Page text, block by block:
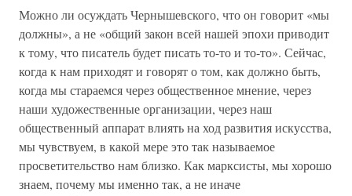
Можно ли осуждать Чернышевского, что он говорит «мы
должны», а не «общий закон всей нашей эпохи приводит
к тому, что писатель будет писать то-то и то-то». Сейчас,
когда к нам приходят и говорят о том, как должно быть,
когда мы стараемся через общественное мнение, через
наши художественные организации, через наш
общественный аппарат влиять на ход развития искусства,
мы чувствуем, в какой мере это так называемое
просветительство нам близко. Как марксисты, мы хорошо
знаем, почему мы именно так, а не иначе